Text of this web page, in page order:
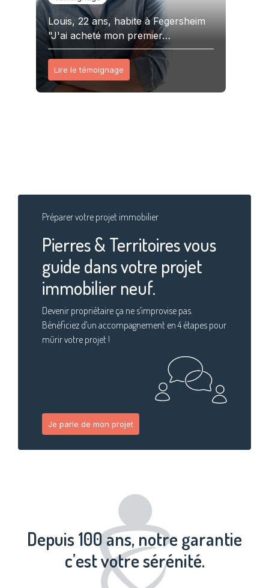
Louis, 22 ans, habite à Fegersheim
"J'ai acheté mon premier…
Lire le témoignage
Préparer votre projet immobilier
Pierres & Territoires vous
guide dans votre projet
immobilier neuf.
Devenir propriétaire ça ne s’improvise pas.
Bénéficiez d’un accompagnement en 4 étapes pour
mûrir votre projet !
Je parle de mon projet
Depuis 100 ans, notre garantie
c’est votre sérénité.